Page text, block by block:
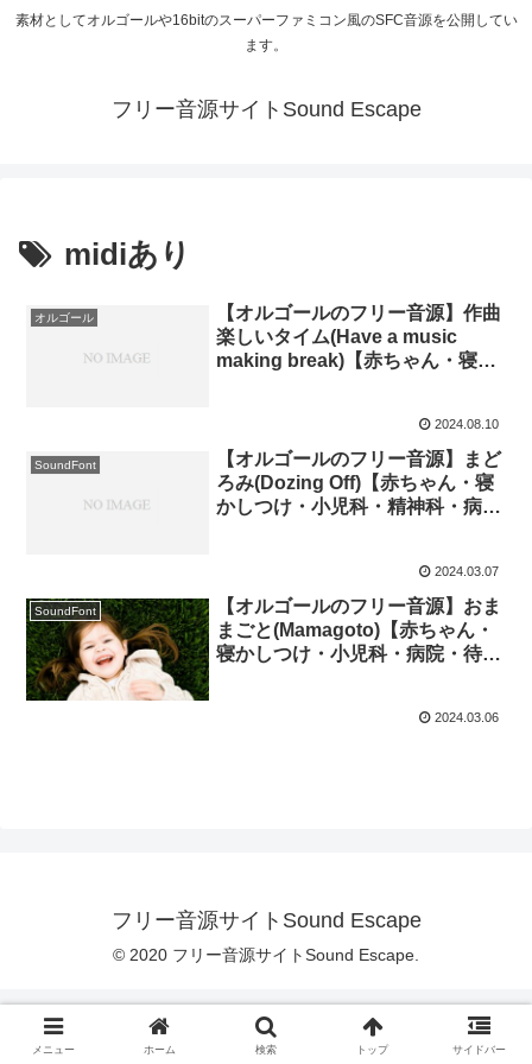
素材としてオルゴールや16bitのスーパーファミコン風のSFC音源を公開してい
ます。
フリー音源サイトSound Escape
midiあり
オルゴール
【オルゴールのフリー音源】作曲
楽しいタイム(Have a music
making break)【赤ちゃん・寝か
2024.08.10
SoundFont
【オルゴールのフリー音源】まど
ろみ(Dozing Off)【赤ちゃん・寝
かしつけ・小児科・精神科・病
2024.03.07
SoundFont
【オルゴールのフリー音源】おま
まごと(Mamagoto)【赤ちゃん・
寝かしつけ・小児科・病院・待合
2024.03.06
フリー音源サイトSound Escape
© 2020 フリー音源サイトSound Escape.
メニュー ホーム 検索 トップ サイドバー